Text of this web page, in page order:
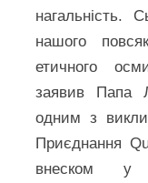
нагальність.
нашого
етичного
заявив Папа
одним з
Приєднання
внеском у